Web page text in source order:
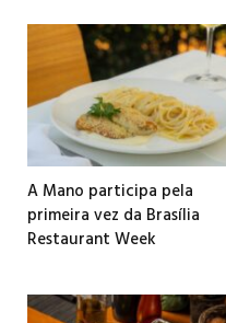
A Mano participa pela
primeira vez da Brasília
Restaurant Week